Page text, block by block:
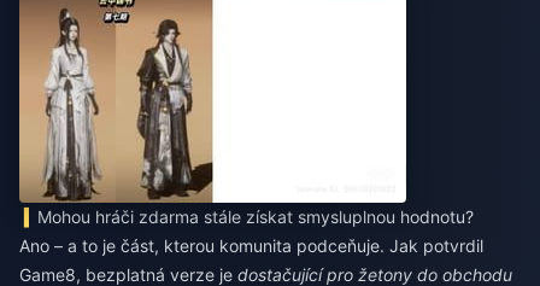
Mohou hráči zdarma stále získat smysluplnou hodnotu?
Ano – a to je část, kterou komunita podceňuje. Jak potvrdil
Game8, bezplatná verze je dostačující pro žetony do obchodu